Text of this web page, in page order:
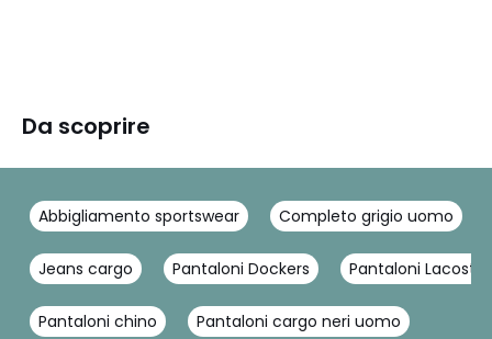
Da scoprire
Abbigliamento sportswear Completo grigio uomo
Jeans cargo Pantaloni Dockers Pantaloni Lacoste
Pantaloni chino Pantaloni cargo neri uomo